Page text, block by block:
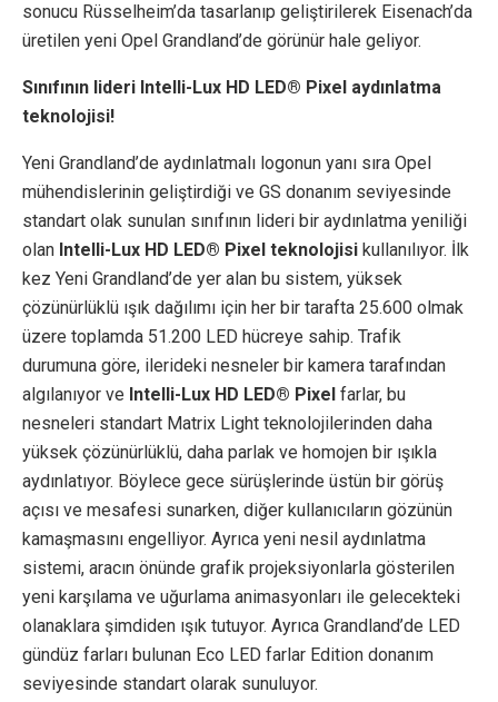
sonucu Rüsselheim’da tasarlanıp geliştirilerek Eisenach’da
üretilen yeni Opel Grandland’de görünür hale geliyor.
Sınıfının lideri Intelli-Lux HD LED® Pixel aydınlatma
teknolojisi!
Yeni Grandland’de aydınlatmalı logonun yanı sıra Opel
mühendislerinin geliştirdiği ve GS donanım seviyesinde
standart olak sunulan sınıfının lideri bir aydınlatma yeniliği
olan Intelli-Lux HD LED® Pixel teknolojisi kullanılıyor. İlk
kez Yeni Grandland’de yer alan bu sistem, yüksek
çözünürlüklü ışık dağılımı için her bir tarafta 25.600 olmak
üzere toplamda 51.200 LED hücreye sahip. Trafik
durumuna göre, ilerideki nesneler bir kamera tarafından
algılanıyor ve Intelli-Lux HD LED® Pixel farlar, bu
nesneleri standart Matrix Light teknolojilerinden daha
yüksek çözünürlüklü, daha parlak ve homojen bir ışıkla
aydınlatıyor. Böylece gece sürüşlerinde üstün bir görüş
açısı ve mesafesi sunarken, diğer kullanıcıların gözünün
kamaşmasını engelliyor. Ayrıca yeni nesil aydınlatma
sistemi, aracın önünde grafik projeksiyonlarla gösterilen
yeni karşılama ve uğurlama animasyonları ile gelecekteki
olanaklara şimdiden ışık tutuyor. Ayrıca Grandland’de LED
gündüz farları bulunan Eco LED farlar Edition donanım
seviyesinde standart olarak sunuluyor.